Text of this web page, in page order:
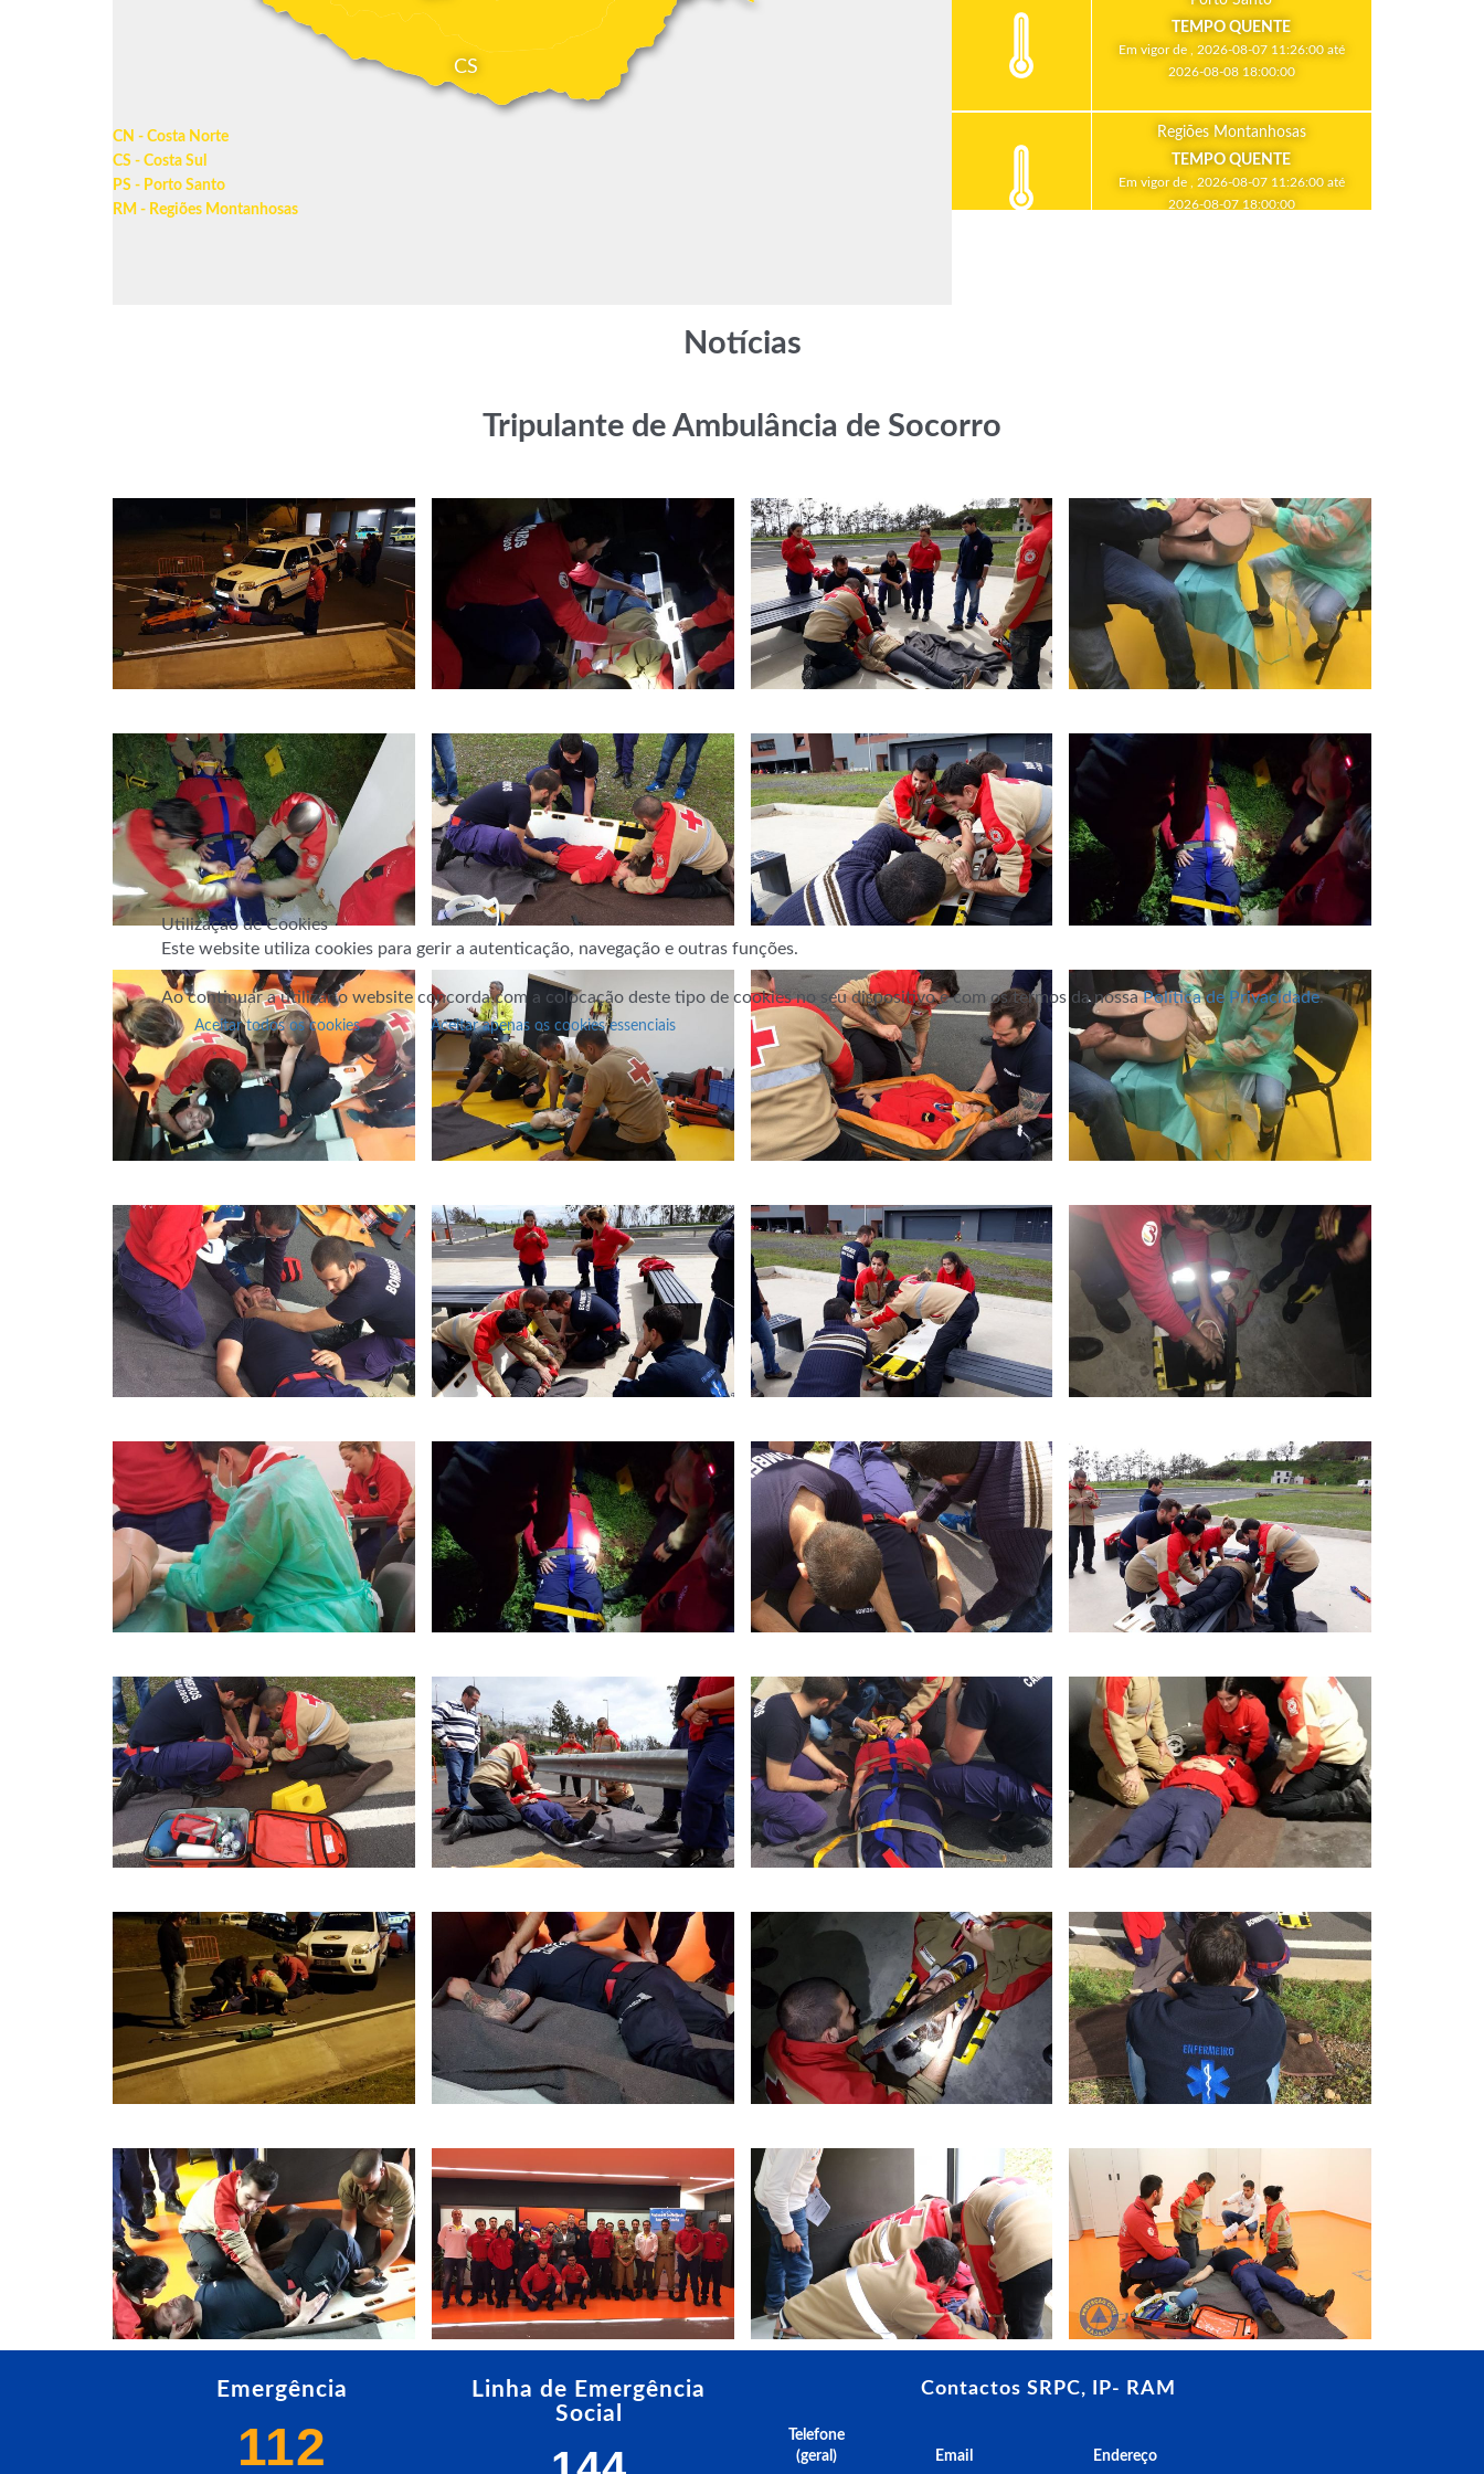
CS
CN - Costa Norte
CS - Costa Sul
PS - Porto Santo
RM - Regiões Montanhosas
TEMPO QUENTE
Em vigor de , 2026-08-07 11:26:00 até
2026-08-08 18:00:00
Regiões Montanhosas
TEMPO QUENTE
Em vigor de , 2026-08-07 11:26:00 até
2026-08-07 18:00:00
Notícias
Tripulante de Ambulância de Socorro
Emergência
112
Linha de Emergência
Social
Contactos SRPC, IP- RAM
Telefone
(geral)
Email Endereço
Utilização de Cookies
Este website utiliza cookies para gerir a autenticação, navegação e outras funções.
Ao continuar a utilizar o website concorda com a colocação deste tipo de cookies no seu dispositivo e com os termos da nossaPolítica de Privacidade.
Aceitar todos os cookies Aceitar apenas os cookies essenciais